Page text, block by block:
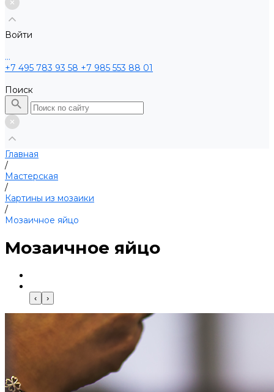
Войти
...
+7 495 783 93 58 +7 985 553 88 01
Поиск
Главная
/
Мастерская
/
Картины из мозаики
/
Мозаичное яйцо
Мозаичное яйцо
‹ ›